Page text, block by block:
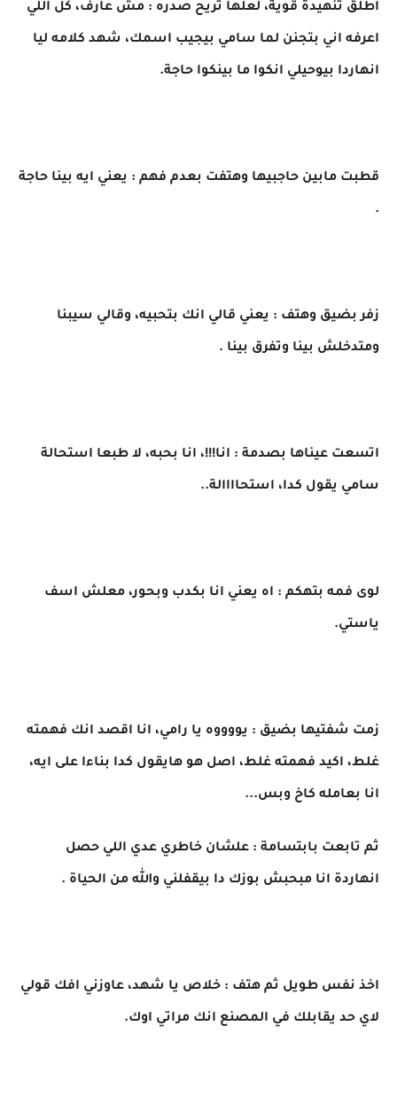
اطلق تنهيدة قوية، لعلها تريح صدره : مش عارف، كل اللي
اعرفه اني بتجنن لما سامي بيجيب اسمك، شهد كلامه ليا
انهاردا بيوحيلي انكوا ما بينكوا حاجة.
قطبت مابين حاجبيها وهتفت بعدم فهم : يعني ايه بينا حاجة
.
زفر بضيق وهتف : يعني قالي انك بتحبيه، وقالي سيبنا
ومتدخلش بينا وتفرق بينا .
اتسعت عيناها بصدمة : انا!!!، انا بحبه، لا طبعا استحالة
سامي يقول كدا، استحاااالة..
لوى فمه بتهكم : اه يعني انا بكدب وبحور، معلش اسف
ياستي.
زمت شفتيها بضيق : يووووه يا رامي، انا اقصد انك فهمته
غلط، اكيد فهمته غلط، اصل هو هايقول كدا بناءا على ايه،
انا بعامله كاخ وبس...
ثم تابعت بابتسامة : علشان خاطري عدي اللي حصل
انهاردة انا مبحبش بوزك دا بيقفلني والله من الحياة .
اخذ نفس طويل ثم هتف : خلاص يا شهد، عاوزني افك قولي
لاي حد يقابلك في المصنع انك مراتي اوك.